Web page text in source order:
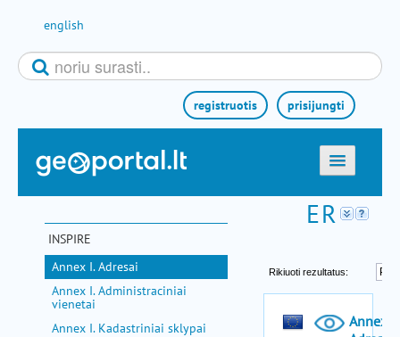
english
prisijungti
registruotis
titulinis
žemėlapiai
el. paslaugos
paieška
teminės sritys
INSPIRE
Annex I. Adresai
Annex I. Administraciniai
vienetai
Annex I. Kadastriniai sklypai